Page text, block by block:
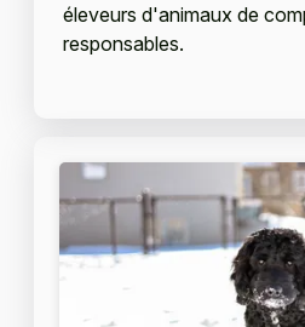
éleveurs d'animaux de
responsables.